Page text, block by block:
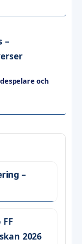
och
–
2026